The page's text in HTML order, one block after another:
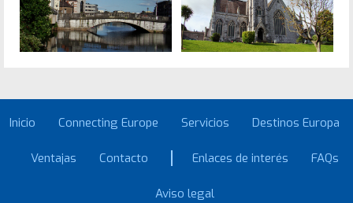
Inicio Connecting Europe Servicios Destinos Europa
Ventajas Contacto Enlaces de interés FAQs
Aviso legal